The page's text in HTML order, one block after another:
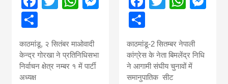
काठमांडू, २ सितंबर माओवादी
केन्द्र गोरखा ने प्रतिनिधिसभा
निर्वाचन क्षेत्र नम्बर १ में पार्टी
अध्यक्ष
Share
काठमांडू-2 सितम्बर नेपाली
कांग्रेस के नेता बिमलेंद्र निधि
ने आगामी संघीय चुनावों में
समानुपातिक सीट